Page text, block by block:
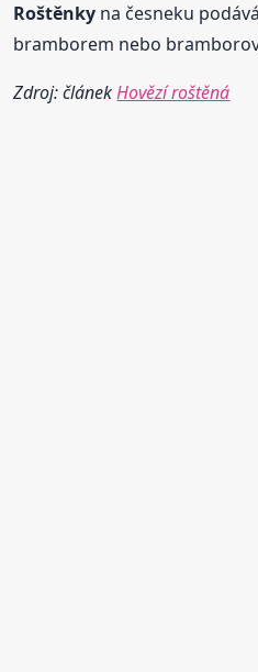
Roštěnky na česneku
bramborem nebo
Zdroj: článekHovězí roštěná